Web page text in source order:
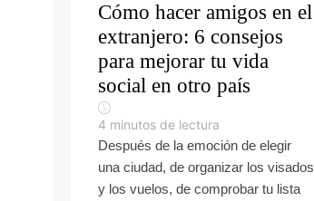
Cómo hacer amigos en el
extranjero: 6 consejos
para mejorar tu vida
social en otro país
4 minutos de lectura
Después de la emoción de elegir
una ciudad, de organizar los visados
y los vuelos, de comprobar tu lista